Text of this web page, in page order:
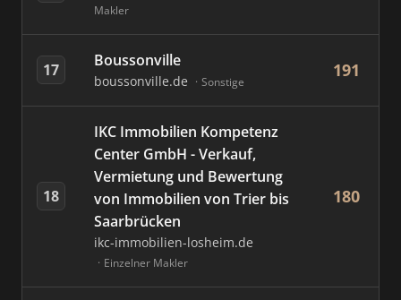
Makler
17 Boussonville
boussonville.de Sonstige
191
18
IKC Immobilien Kompetenz
Center GmbH - Verkauf,
Vermietung und Bewertung
von Immobilien von Trier bis
Saarbrücken
ikc-immobilien-losheim.de
Einzelner Makler
180